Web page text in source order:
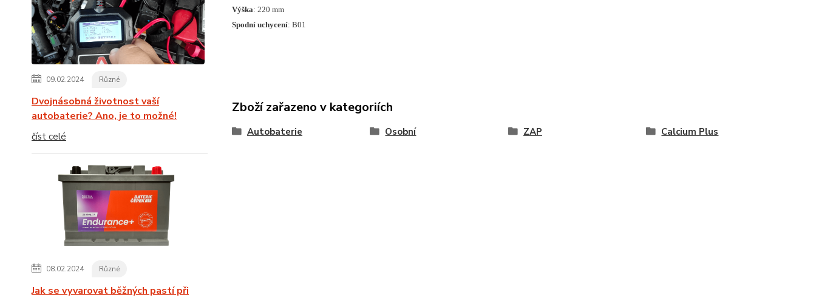
09.02.2024 Různé
Dvojnásobná životnost vaší
autobaterie? Ano, je to možné!
číst celé
08.02.2024 Různé
Jak se vyvarovat běžných pastí při
Výška: 220 mm
Spodní uchycení: B01
Zboží zařazeno v kategoriích
Autobaterie Osobní ZAP Calcium Plus